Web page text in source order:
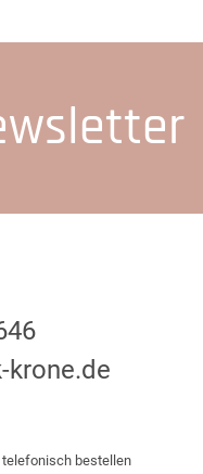
krone.de
telefonisch bestellen